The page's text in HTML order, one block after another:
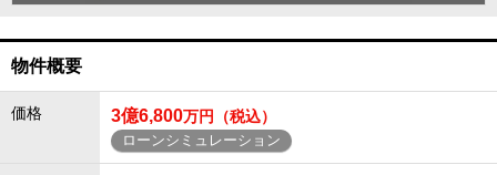
物件概要
価格 3億6,800万円（税込）
ローンシミュレーション